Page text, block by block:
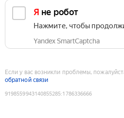
Я не робот
Нажмите, чтобы
Yandex SmartCaptcha
Если у вас возникли проблемы,
обратной связи
9198559943140855285:1786336666